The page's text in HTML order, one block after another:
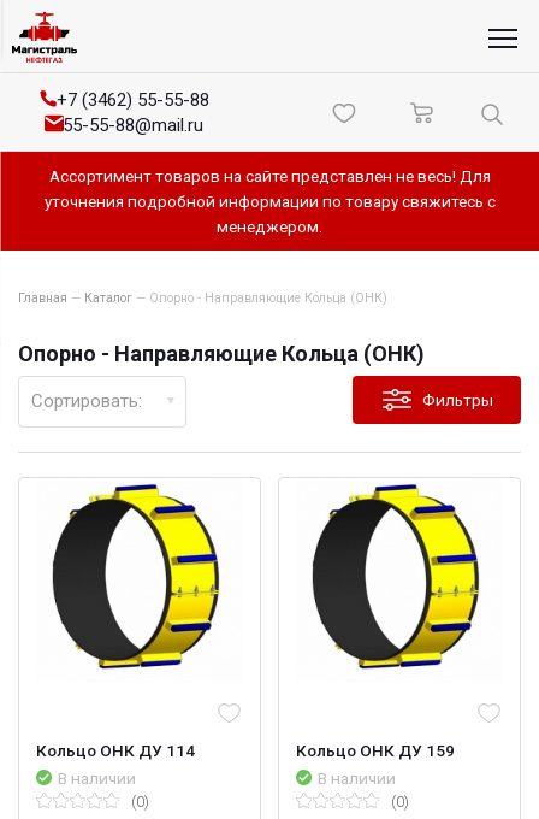
+7 (3462) 55-55-88
55-55-88@mail.ru
Ассортимент товаров на сайте представлен не весь! Для
уточнения подробной информации по товару свяжитесь с
менеджером.
Главная — Каталог — Опорно - Направляющие Кольца (ОНК)
Опорно - Направляющие Кольца (ОНК)
Фильтры
Сортировать:
Кольцо ОНК ДУ 114
В наличии
(0)
Кольцо ОНК ДУ 159
В наличии
(0)